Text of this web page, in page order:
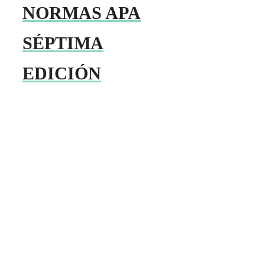
NORMAS APA
SÉPTIMA
EDICIÓN